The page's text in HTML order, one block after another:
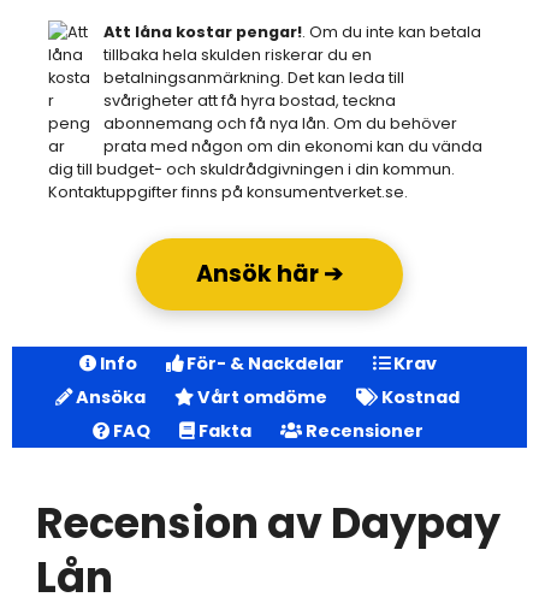
Att låna kostar pengar!. Om du inte kan betala
tillbaka hela skulden riskerar du en
betalningsanmärkning. Det kan leda till
svårigheter att få hyra bostad, teckna
abonnemang och få nya lån. Om du behöver
prata med någon om din ekonomi kan du vända
dig till budget- och skuldrådgivningen i din kommun.
Kontaktuppgifter finns på konsumentverket.se.
Ansök här ➔
Info För- & Nackdelar
Krav
Ansöka
Vårt omdöme
Kostnad
FAQ
Fakta Recensioner
Recension av Daypay
Lån